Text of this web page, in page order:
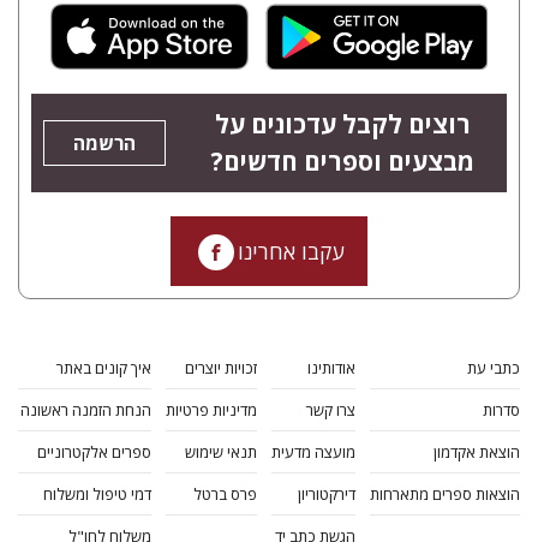
רוצים לקבל עדכונים על
מבצעים וספרים חדשים?
הרשמה
עקבו אחרינו
כתבי עת
סדרות
הוצאת אקדמון
הוצאות ספרים מתארחות
אודותינו
צרו קשר
מועצה מדעית
דירקטוריון
הגשת כתב יד
זכויות יוצרים
מדיניות פרטיות
תנאי שימוש
פרס ברטל
איך קונים באתר
הנחת הזמנה ראשונה
ספרים אלקטרוניים
דמי טיפול ומשלוח
משלוח לחו"ל